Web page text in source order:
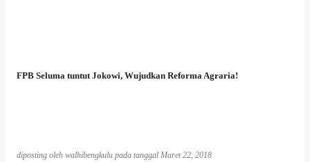
FPB Seluma tuntut Jokowi, Wujudkan Reforma Agraria!
diposting oleh walhibengkulu pada tanggal Maret 22, 2018